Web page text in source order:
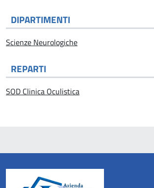
DIPARTIMENTI
Scienze Neurologiche
REPARTI
SOD Clinica Oculistica